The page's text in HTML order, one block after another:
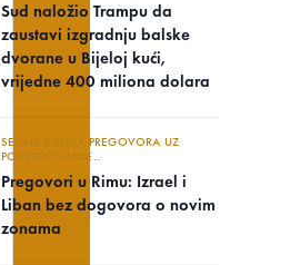
Sud naložio Trampu da
zaustavi izgradnju balske
dvorane u Bijeloj kući,
vrijedne 400 miliona dolara
SEDMA RUNDA PREGOVORA UZ
POSREDOVANJE..
Pregovori u Rimu: Izrael i
Liban bez dogovora o novim
zonama